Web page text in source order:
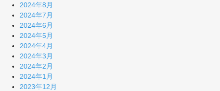
2024年8月
2024年7月
2024年6月
2024年5月
2024年4月
2024年3月
2024年2月
2024年1月
2023年12月